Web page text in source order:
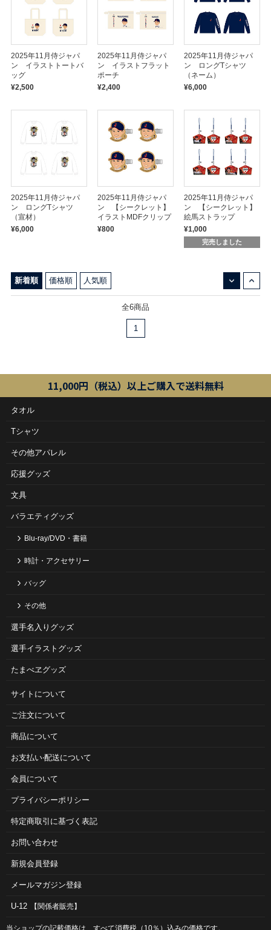
2025年11月侍ジャパ
ン イラストトートバ
ッグ
¥2,500
2025年11月侍ジャパ
ン イラストフラット
ポーチ
¥2,400
2025年11月侍ジャパ
ン ロングTシャツ
（ネーム）
¥6,000
2025年11月侍ジャパ
ン ロングTシャツ
（宣材）
¥6,000
2025年11月侍ジャパ
ン 【シークレット】
イラストMDFクリップ
¥800
2025年11月侍ジャパ
ン 【シークレット】
絵馬ストラップ
¥1,000
完売しました
新着順 価格順 人気順
全6商品
1
11,000円（税込）以上ご購入で送料無料
タオル
Tシャツ
その他アパレル
応援グッズ
文具
バラエティグッズ
Blu-ray/DVD・書籍
時計・アクセサリー
バッグ
その他
選手名入りグッズ
選手イラストグッズ
たまべヱグッズ
サイトについて
ご注⽂について
商品について
お⽀払い‧配送について
会員について
プライバシーポリシー
特定商取引に基づく表記
お問い合わせ
新規会員登録
メールマガジン登録
U-12 【関係者販売】
当ショップの記載価格は、すべて消費税（10％）込みの価格です。